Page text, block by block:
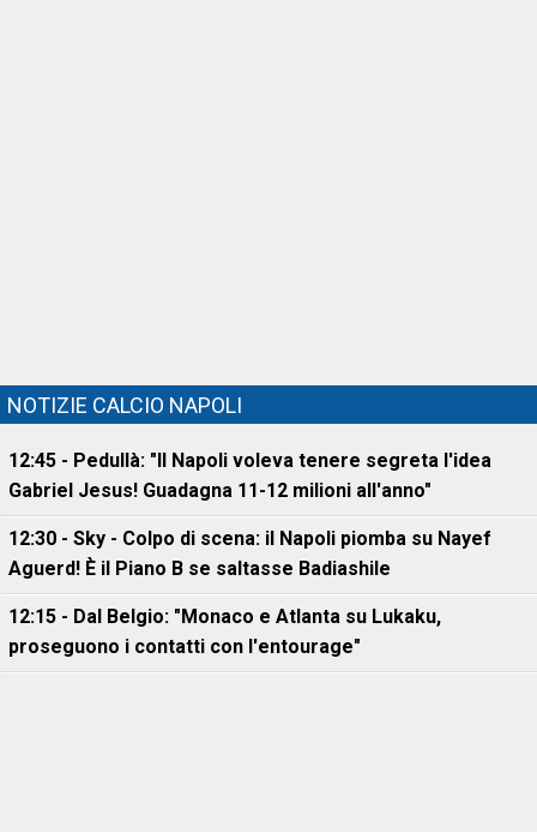
NOTIZIE CALCIO NAPOLI
12:45 - Pedullà: "Il Napoli voleva tenere segreta l'idea
Gabriel Jesus! Guadagna 11-12 milioni all'anno"
12:30 - Sky - Colpo di scena: il Napoli piomba su Nayef
Aguerd! È il Piano B se saltasse Badiashile
12:15 - Dal Belgio: "Monaco e Atlanta su Lukaku,
proseguono i contatti con l'entourage"